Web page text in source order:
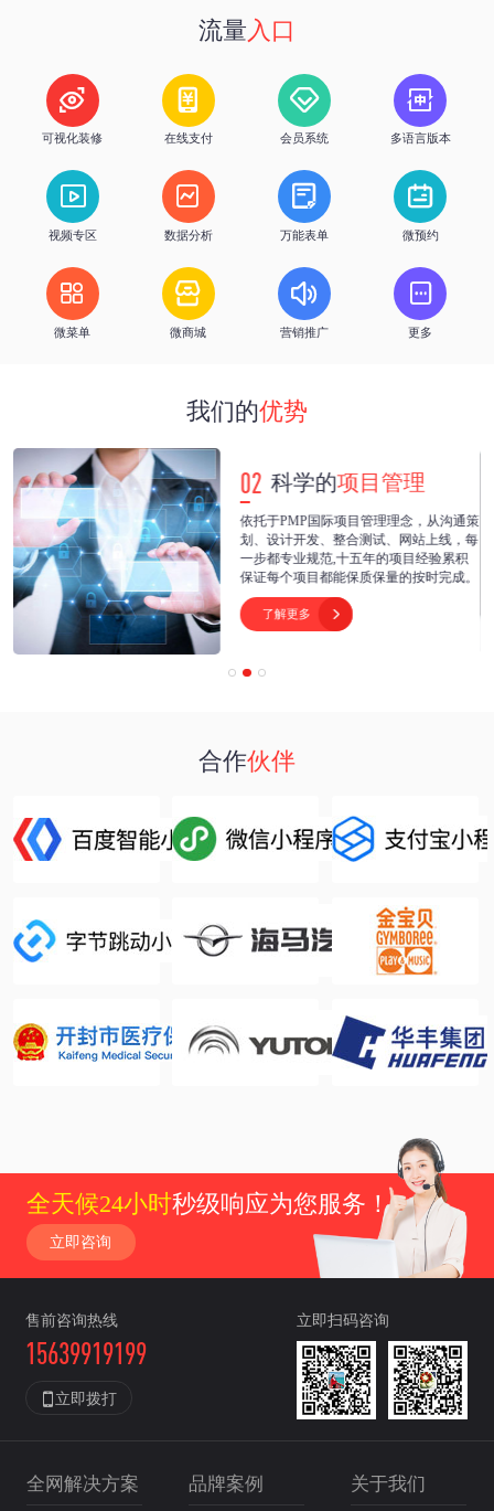
24h
流量入口

可视化装修

在线支付

会员系统

多语言版本

视频专区

数据分析

万能表单

微预约

微菜单

微商城

营销推广

更多
我们的优势
02 科学的项目管理
依托于PMP国际项目管理理念，从沟通策
划、设计开发、整合测试、网站上线，每
一步都专业规范,十五年的项目经验累积
保证每个项目都能保质保量的按时完成。
了解更多 
合作伙伴
全天候24小时秒级响应为您服务！
立即咨询
售前咨询热线
15639919199
 立即拨打
立即扫码咨询
全网解决方案 品牌案例 关于我们